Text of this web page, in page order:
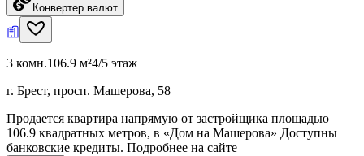
Конвертер валют
3 комн.106.9 м²4/5 этаж
г. Брест, просп. Машерова, 58
Продается квартира напрямую от застройщика площадью
106.9 квадратных метров, в «Дом на Машерова» Доступны
банковские кредиты. Подробнее на сайте